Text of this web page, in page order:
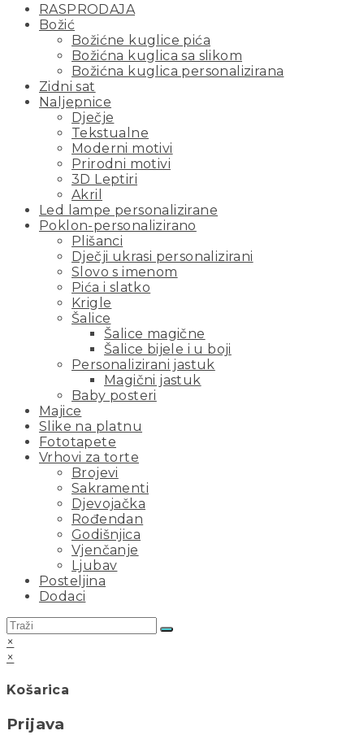
RASPRODAJA
Božić
Božićne kuglice pića
Božićna kuglica sa slikom
Božićna kuglica personalizirana
Zidni sat
Naljepnice
Dječje
Tekstualne
Moderni motivi
Prirodni motivi
3D Leptiri
Akril
Led lampe personalizirane
Poklon-personalizirano
Plišanci
Dječji ukrasi personalizirani
Slovo s imenom
Pića i slatko
Krigle
Šalice
Šalice magične
Šalice bijele i u boji
Personalizirani jastuk
Magični jastuk
Baby posteri
Majice
Slike na platnu
Fototapete
Vrhovi za torte
Brojevi
Sakramenti
Djevojačka
Rođendan
Godišnjica
Vjenčanje
Ljubav
Posteljina
Dodaci
×
×
Košarica
Prijava